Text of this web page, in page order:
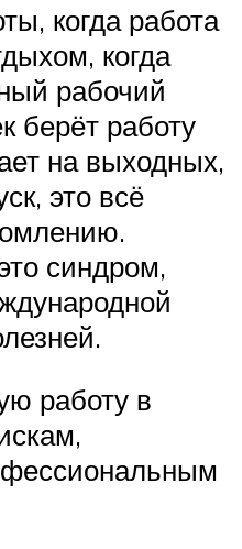
когда работа
когда
рабочий
берёт работу
на выходных,
это всё
синдром,
работу в